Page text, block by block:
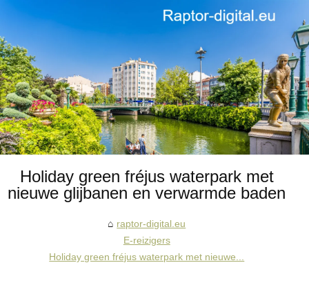
Holiday green fréjus waterpark met
nieuwe glijbanen en verwarmde baden
raptor-digital.eu
E-reizigers
Holiday green fréjus waterpark met nieuwe...